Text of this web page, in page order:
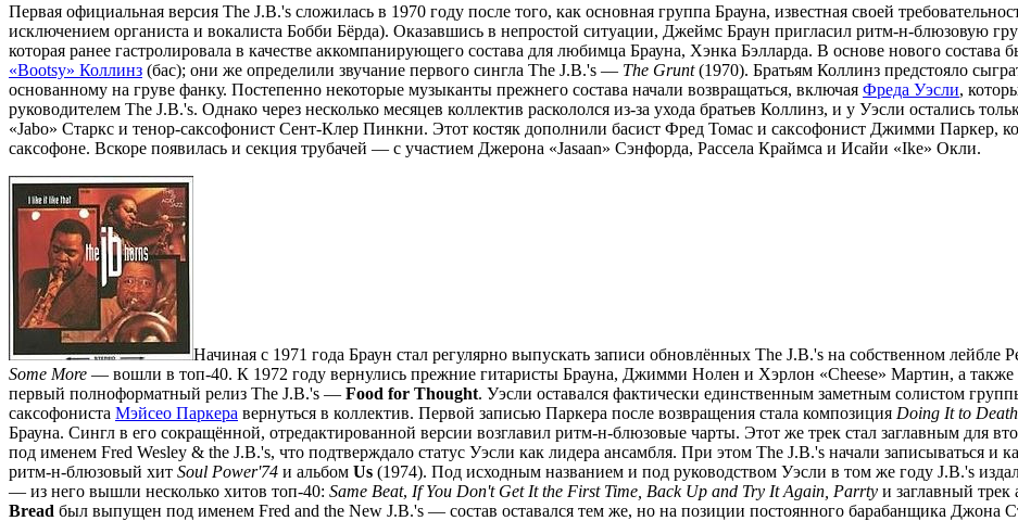
Первая официальная версия The J.B.'s сложилась в 1970 году после того, как основная группа Брауна, известная своей
исключением органиста и вокалиста Бобби Бёрда). Оказавшись в непростой ситуации, Джеймс Браун пригласил ритм-н-блюзовую
которая ранее гастролировала в качестве аккомпанирующего состава для любимца Брауна, Хэнка Бэлларда. В основе нового
«Bootsy» Коллинз (бас); они же определили звучание первого сингла The J.B.'s — The Grunt(1970). Братьям Коллинз предстояло
основанному на груве фанку. Постепенно некоторые музыканты прежнего состава начали возвращаться, включая Фреда Уэсли,
руководителем The J.B.'s. Однако через несколько месяцев коллектив раскололся из-за ухода братьев Коллинз, и у Уэсли остались
«Jabo» Старкс и тенор-саксофонист Сент-Клер Пинкни. Этот костяк дополнили басист Фред Томас и саксофонист Джимми Паркер,
саксофоне. Вскоре появилась и секция трубачей — с участием Джерона «Jasaan» Сэнфорда, Рассела Краймса и Исайи «Ike» Окли.
Начиная с 1971 года Браун стал регулярно выпускать записи обновлённых The J.B.'s на собственном лейбле
Some More — вошли в топ-40. К 1972 году вернулись прежние гитаристы Брауна, Джимми Нолен и Хэрлон «Cheese» Мартин, а
первый полноформатный релиз The J.B.'s — Food for Thought. Уэсли оставался фактически единственным заметным солистом
саксофониста Мэйсео Паркера вернуться в коллектив. Первой записью Паркера после возвращения стала композиция Doing It to Death
Брауна. Сингл в его сокращённой, отредактированной версии возглавил ритм-н-блюзовые чарты. Этот же трек стал заглавным для
под именем Fred Wesley & the J.B.'s, что подтверждало статус Уэсли как лидера ансамбля. При этом The J.B.'s начали записываться
ритм-н-блюзовый хит Soul Power'74 и альбом Us (1974). Под исходным названием и под руководством Уэсли в том же году J.B.'s
— из него вышли несколько хитов топ-40: Same Beat, If You Don't Get It the First Time, Back Up and Try It Again, Parrty и заглавный
Bread был выпущен под именем Fred and the New J.B.'s — состав оставался тем же, но на позиции постоянного барабанщика Джона